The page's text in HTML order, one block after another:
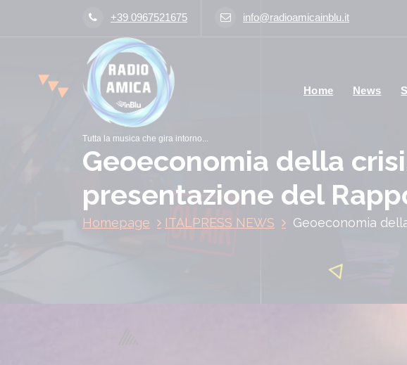
+39 0967521675 info@radioamicainblu.it
Tutta la musica che gira intorno...
Home News
Geoeconomia della
presentazione del
Homepage ITALPRESS NEWS Geoeconomia